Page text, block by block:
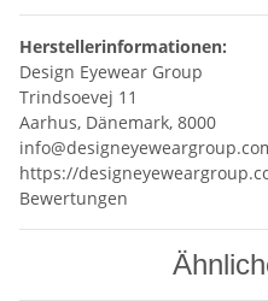
Herstellerinformationen:
Design Eyewear Group
Trindsoevej 11
Aarhus, Dänemark, 8000
https://
Bewertungen